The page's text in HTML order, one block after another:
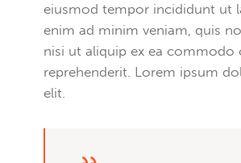
eiusmod tempor incididunt ut
enim ad minim veniam, quis
nisi ut aliquip ex ea commodo
reprehenderit. Lorem ipsum
elit.